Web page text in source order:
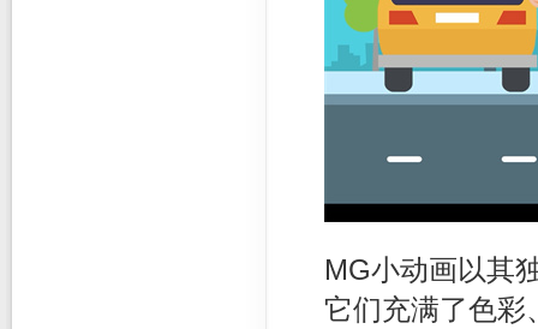
MG小动画以其
它们充满了色彩